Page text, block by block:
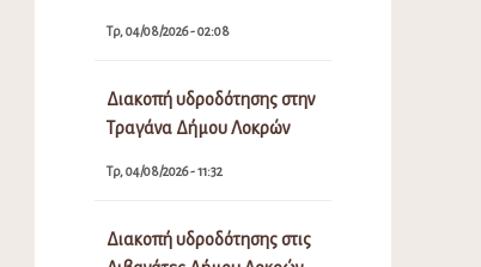
Τρ, 04/08/2026 - 02:08
Διακοπή υδροδότησης στην
Τραγάνα Δήμου Λοκρών
Τρ, 04/08/2026 - 11:32
Διακοπή υδροδότησης στις